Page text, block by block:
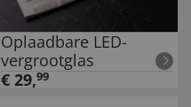
Oplaadbare LED-
vergrootglas
€ 29,99